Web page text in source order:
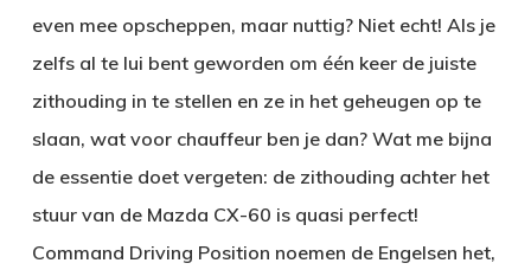
even mee opscheppen, maar nuttig? Niet echt! Als je
zelfs al te lui bent geworden om één keer de juiste
zithouding in te stellen en ze in het geheugen op te
slaan, wat voor chauffeur ben je dan? Wat me bijna
de essentie doet vergeten: de zithouding achter het
stuur van de Mazda CX-60 is quasi perfect!
Command Driving Position noemen de Engelsen het,